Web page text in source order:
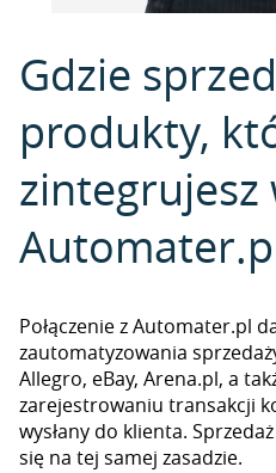
Gdzie
produkty,
zintegrujesz
Połączenie z Automater.pl
zautomatyzowania
Allegro, eBay, Arena.pl, a
zarejestrowaniu transakcji
wysłany do klienta.
się na tej samej zasadzie.